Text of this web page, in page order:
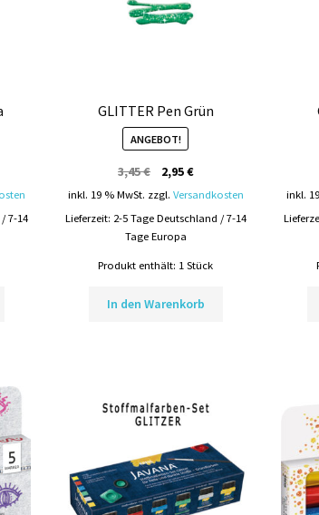
7-14
GLITTER Pen Grün
ANGEBOT!
3,45€
Ursprünglicher
Preis
3,45 €
2,95€Aktueller
Preis
inkl. 19 % MwSt. zzgl. Versandkosten
Lieferzeit: 2-5 Tage Deutschland / 7-14
Tage Europa
Produkt enthält: 1Stück
In den Warenkorb
inkl.